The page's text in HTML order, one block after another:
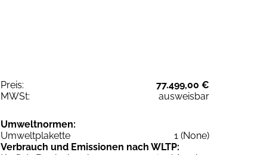
Preis:
77.499,00 €
MWSt:
ausweisbar
Umweltnormen:
Umweltplakette
1 (None)
Verbrauch und Emissionen nach WLTP: